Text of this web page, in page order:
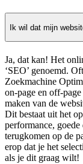
Ik wil dat mijn
Ja, dat kan! Het
‘SEO’ genoemd.
Zoekmachine
on-page en off-
maken van de
Dit bestaat uit het
performance,
terugkomen op de
erop dat je het
als je dit graag wilt!